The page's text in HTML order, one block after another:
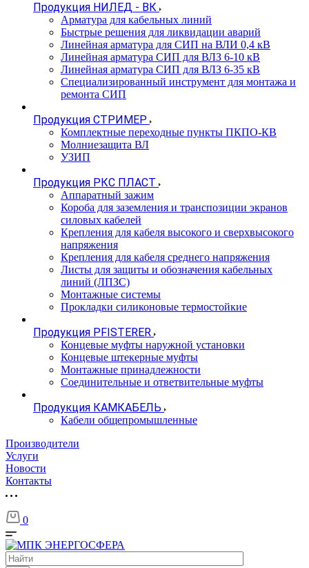
Продукция НИЛЕД - ВК
Арматура для кабельных линий
Быстрые решения для ликвидации аварий
Линейная арматура для СИП на ВЛИ 0,4 кВ
Линейная арматура СИП для ВЛЗ 6-10 кВ
Линейная арматура СИП для ВЛЗ 6-35 кВ
Специализированный инструмент для монтажа и
ремонта СИП
Продукция СТРИМЕР
Комплектные переходные пункты ПКПО-КВ
Молниезащита ВЛ
УЗИП
Продукция РКС ПЛАСТ
Аппаратный зажим
Короба для заземления и транспозиции экранов
силовых кабелей
Крепления для кабеля высокого и сверхвысокого
напряжения
Крепления для кабеля среднего напряжения
Листы для защиты и обозначения кабельных
линий (ЛПЗС)
Монтажные системы
Прокладки силиконовые термостойкие
Продукция PFISTERER
Концевые муфты наружной установки
Концевые штекерные муфты
Монтажные принадлежности
Соединительные и ответвительные муфты
Продукция КАМКАБЕЛЬ
Кабели общепромышленные
Производители
Услуги
Новости
Контакты
0